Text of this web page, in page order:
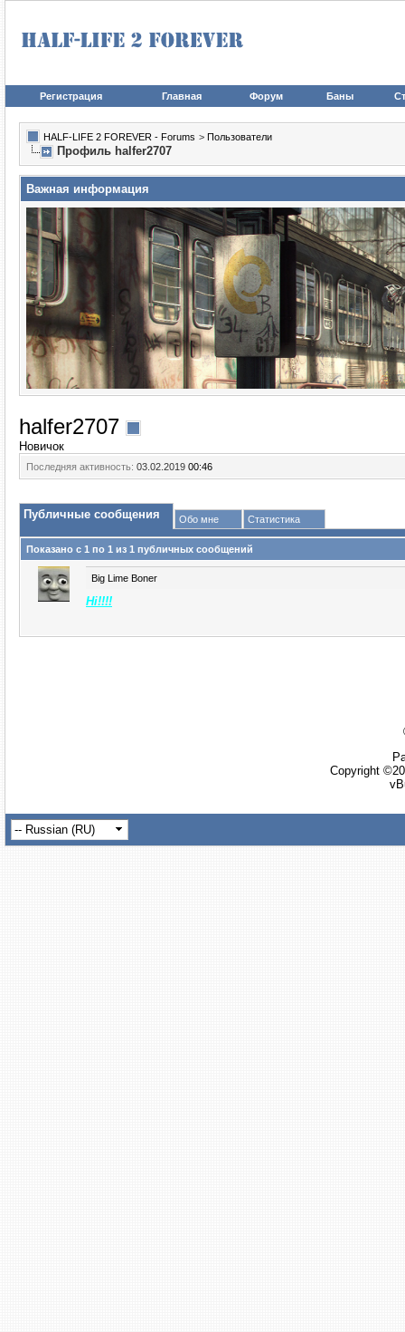
Регистрация Главная Форум Баны
HALF-LIFE 2 FOREVER - Forums > Пользователи
Профиль halfer2707
Важная информация
halfer2707
Новичок
Последняя активность: 03.02.2019 00:46
Публичные сообщения Обо мне Статистика
Показано с 1 по 1 из 1 публичных сообщений
Big Lime Boner
Hi!!!!
Copyright